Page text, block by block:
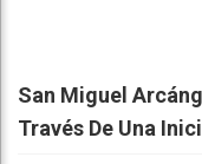
San Miguel
Través De Una